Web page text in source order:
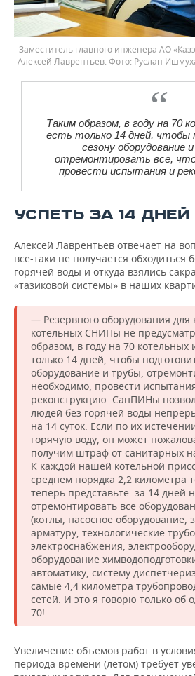
Заместитель главного инженера АО
Алексей Лаврентьев. Фото: Руслан
Таким образом, в году на 70
есть только 14 дней, чтобы
сезону оборудование
отремонтировать все,
провести испытания и
УСПЕТЬ ЗА 14 ДНЕЙ
Алексей Лаврентьев отвечает на
все-таки не получается обходиться
горячей воды и откуда взялись
«тазиковой системы» в наших
— Резервного оборудования для
котельных СНИПы не
образом, в году на 70 котельных
только 14 дней, чтобы
оборудование и трубы,
необходимо, провести
реконструкцию. СанПИНы
людей без горячей воды
на 14 суток. Если по их
горячую воду, он может
получим штраф от санитарных
К каждой нашей котельной
среднем порядка 2,2 километра
теперь представьте: за 14 дней
отремонтировать все
(котлы, насосное оборудование,
арматуру, технологические
электроснабжения,
оборудование
автоматику, систему
самые 4,4 километра
сетей. И это я говорю только об
70!
Увеличение объемов работ в
периода времени (летом) требует